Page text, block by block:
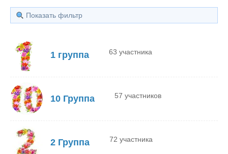
Показать фильтр
1 группа 63 участника
10 Группа 57 участников
2 Группа 72 участника